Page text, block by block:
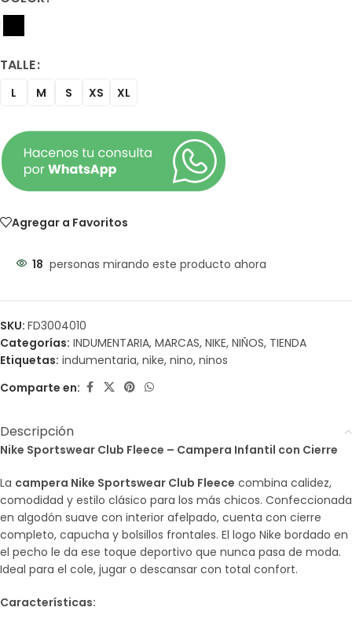
TALLE
L M S XS XL
Agregar a Favoritos
18 personas mirando este producto ahora
SKU: FD3004010
Categorías: INDUMENTARIA, MARCAS, NIKE, NIÑOS, TIENDA
Etiquetas: indumentaria, nike, nino, ninos
Comparte en:
Descripción
Nike Sportswear Club Fleece – Campera Infantil con Cierre
La campera Nike Sportswear Club Fleece combina calidez,
comodidad y estilo clásico para los más chicos. Confeccionada
en algodón suave con interior afelpado, cuenta con cierre
completo, capucha y bolsillos frontales. El logo Nike bordado en
el pecho le da ese toque deportivo que nunca pasa de moda.
Ideal para el cole, jugar o descansar con total confort.
Características: